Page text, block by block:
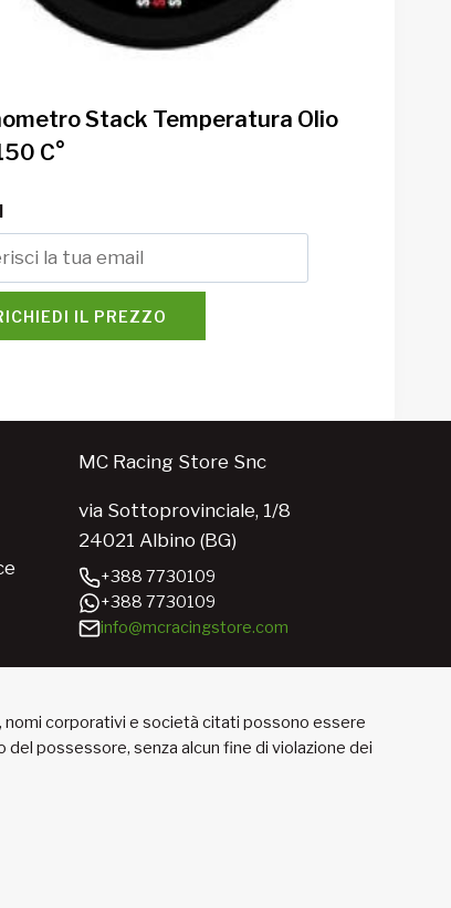
Stack Temperatura Olio
C°
IL PREZZO
MC Racing Store Snc
via Sottoprovinciale, 1/8
24021 Albino (BG)
+388 7730109
+388 7730109
info@mcracingstore.com
corporativi e società citati possono essere
possessore, senza alcun fine di violazione dei